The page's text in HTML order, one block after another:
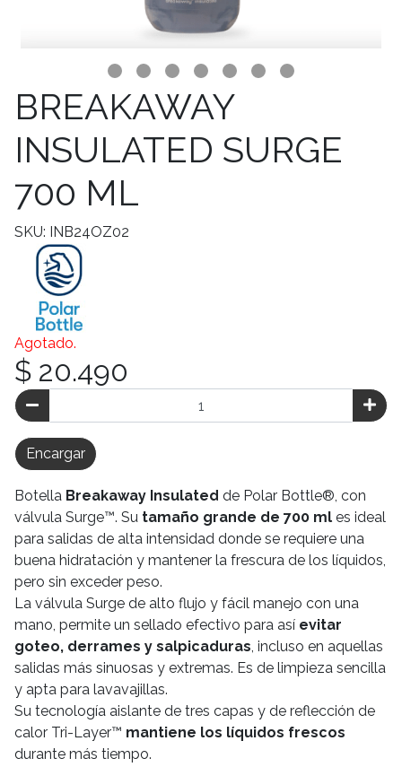
BREAKAWAY
INSULATED SURGE
700 ML
SKU: INB24OZ02
Agotado.
$ 20.490
Encargar
Botella Breakaway Insulated de Polar Bottle®, con
válvula Surge™. Su tamaño grande de 700 ml es ideal
para salidas de alta intensidad donde se requiere una
buena hidratación y mantener la frescura de los líquidos,
pero sin exceder peso.
La válvula Surge de alto flujo y fácil manejo con una
mano, permite un sellado efectivo para así evitar
goteo, derrames y salpicaduras, incluso en aquellas
salidas más sinuosas y extremas. Es de limpieza sencilla
y apta para lavavajillas.
Su tecnología aislante de tres capas y de reflección de
calor Tri-Layer™ mantiene los líquidos frescos
durante más tiempo.